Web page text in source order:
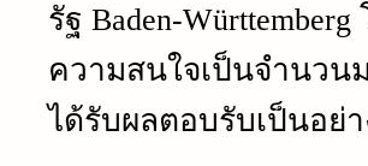
รัฐ Baden-
ความสนใจเป็นจำนวน
ได้รับผลตอบรับเป็นอย่